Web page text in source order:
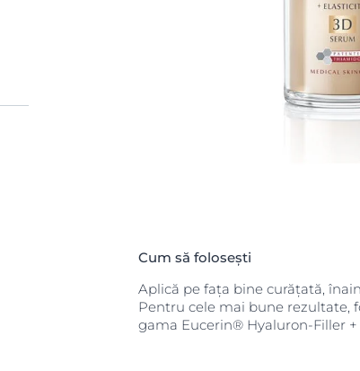
Cum să folosești
Aplică pe fața bine curățată,
Pentru cele mai bune rezultate,
gama Eucerin® Hyaluron-Filler +